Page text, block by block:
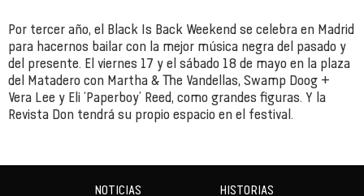
Por tercer año, el Black Is Back Weekend se celebra en Madrid
para hacernos bailar con la mejor música negra del pasado y
del presente. El viernes 17 y el sábado 18 de mayo en la plaza
del Matadero con Martha & The Vandellas, Swamp Doog +
Vera Lee y Eli ‘Paperboy’ Reed, como grandes figuras. Y la
Revista Don tendrá su propio espacio en el festival.
NOTICIAS HISTORIAS